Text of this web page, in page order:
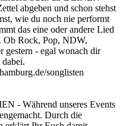
abgeben und schon stehst
wie du noch nie performt
das eine oder andere Lied
Ob Rock, Pop, NDW,
gestern - egal wonach dir
dabei.
songlisten
- Während unseres Events
Durch die